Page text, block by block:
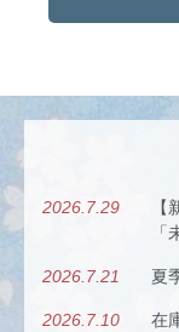
2026.7.29
2026.7.21 夏
2026.7.10
在